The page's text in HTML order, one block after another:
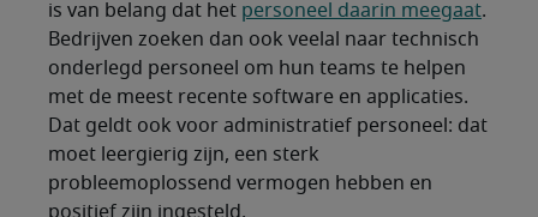
is van belang dat het personeel daarin meegaat.
Bedrijven zoeken dan ook veelal naar technisch
onderlegd personeel om hun teams te helpen
met de meest recente software en applicaties.
Dat geldt ook voor administratief personeel: dat
moet leergierig zijn, een sterk
probleemoplossend vermogen hebben en
positief zijn ingesteld.